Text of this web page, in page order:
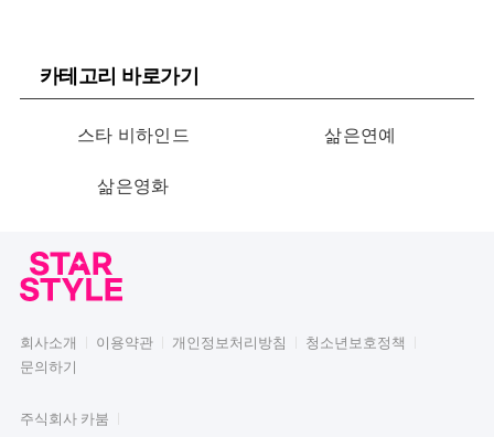
카테고리 바로가기
스타 비하인드 삶은연예
삶은영화
회사소개 이용약관 개인정보처리방침
청소년보호정책
문의하기
주식회사 카붐